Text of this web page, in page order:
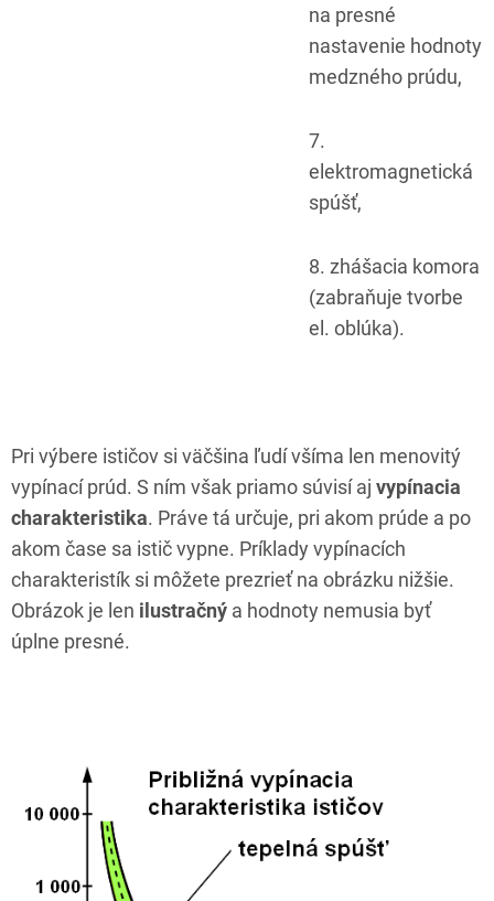
na presné
nastavenie hodnoty
medzného prúdu,
7.
elektromagnetická
spúšť,
8. zhášacia komora
(zabraňuje tvorbe
el. oblúka).
Pri výbere ističov si väčšina ľudí všíma len menovitý
vypínací prúd. S ním však priamo súvisí aj vypínacia
charakteristika. Práve tá určuje, pri akom prúde a po
akom čase sa istič vypne. Príklady vypínacích
charakteristík si môžete prezrieť na obrázku nižšie.
Obrázok je len ilustračný a hodnoty nemusia byť
úplne presné.